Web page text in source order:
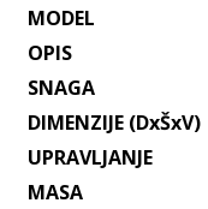
MODEL
OPIS
SNAGA
DIMENZIJE (DxŠxV)
UPRAVLJANJE
MASA